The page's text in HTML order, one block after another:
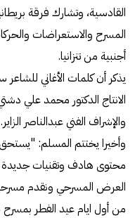
القادسية، وتشارك فرقة
المسرح والاستعراضات
أجنبية من تنزانيا.
يذكر أن كلمات الأغاني
الانتاج الدكتور محمد علي
والإشراف الفني عبدالناصر الزاير.
وأخيرا يختتم المسلم:
محتوى هادف وتقنيات جديدة
العرض المسرحي ونقدم مسرحية
من أول ايام عيد الفطر بمسرح